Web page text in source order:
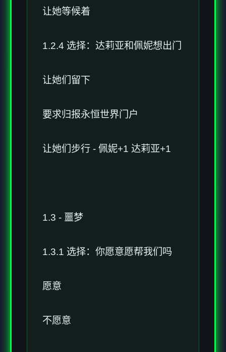
让她等候着
1.2.4 选择：达莉亚和佩妮想出门
让她们留下
要求归报永恒世界门户
让她们步行 - 佩妮+1 达莉亚+1
1.3 - 噩梦
1.3.1 选择：你愿意愿帮我们吗
愿意
不愿意